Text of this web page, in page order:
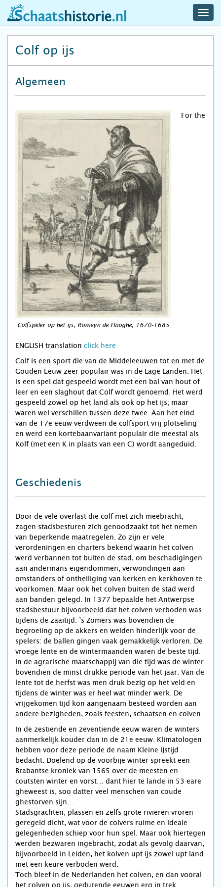
schaatshistorie.nl
Colf op ijs
Algemeen
Colfspeler op het ijs, Romeyn de Hooghe, 1670-1685
For the
ENGLISH translation click here
Colf is een sport die van de Middeleeuwen tot en met de
Gouden Eeuw zeer populair was in de Lage Landen. Het
is een spel dat gespeeld wordt met een bal van hout of
leer en een slaghout dat Colf wordt genoemd. Het werd
gespeeld zowel op het land als ook op het ijs; maar
waren wel verschillen tussen deze twee. Aan het eind
van de 17e eeuw verdween de colfsport vrij plotseling
en werd een kortebaanvariant populair die meestal als
Kolf (met een K in plaats van een C) wordt aangeduid.
Geschiedenis
Door de vele overlast die colf met zich meebracht,
zagen stadsbesturen zich genoodzaakt tot het nemen
van beperkende maatregelen. Zo zijn er vele
verordeningen en charters bekend waarin het colven
werd verbannen tot buiten de stad, om beschadigingen
aan andermans eigendommen, verwondingen aan
omstanders of ontheiliging van kerken en kerkhoven te
voorkomen. Maar ook het colven buiten de stad werd
aan banden gelegd. In 1377 bepaalde het Antwerpse
stadsbestuur bijvoorbeeld dat het colven verboden was
tijdens de zaaitijd. ’s Zomers was bovendien de
begroeiing op de akkers en weiden hinderlijk voor de
spelers: de ballen gingen vaak gemakkelijk verloren. De
vroege lente en de wintermaanden waren de beste tijd.
In de agrarische maatschappij van die tijd was de winter
bovendien de minst drukke periode van het jaar. Van de
lente tot de herfst was men druk bezig op het veld en
tijdens de winter was er heel wat minder werk. De
vrijgekomen tijd kon aangenaam besteed worden aan
andere bezigheden, zoals feesten, schaatsen en colven.
In de zestiende en zeventiende eeuw waren de winters
aanmerkelijk kouder dan in de 21e eeuw. Klimatologen
hebben voor deze periode de naam Kleine IJstijd
bedacht. Doelend op de voorbije winter spreekt een
Brabantse kroniek van 1565 over de meesten en
coutsten winter en vorst… dant hier te lande in 53 eare
gheweest is, soo datter veel menschen van coude
ghestorven sijn…
Stadsgrachten, plassen en zelfs grote rivieren vroren
geregeld dicht, wat voor de colvers ruime en ideale
gelegenheden schiep voor hun spel. Maar ook hiertegen
werden bezwaren ingebracht, zodat als gevolg daarvan,
bijvoorbeeld in Leiden, het kolven upt ijs zowel upt land
met een keure verboden werd.
Toch bleef in de Nederlanden het colven, en dan vooral
het colven op ijs, gedurende eeuwen erg in trek.